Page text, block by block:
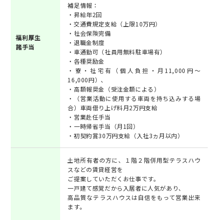
福利厚生
諸手当
補足情報：
・昇給年2回
・交通費規定支給（上限10万円）
・社会保険完備
・退職金制度
・車通勤可（社員用無料駐車場有）
・各種奨励金
・寮・社宅有（個人負担・月11,000円～
16,000円）、
・高額報奨金（受注金額による）
・（営業活動に使用する車両を持ち込みする場
合）車両借り上げ料月2万円支給
・営業赴任手当
・一時帰省手当（月1回）
・初契約賞30万円支給（入社3ヵ月以内）
土地所有者の方に、１階２階併用型テラスハウ
スなどの賃貸経営を
ご提案していただくお仕事です。
一戸建て感覚だから入居者に人気があり、
高品質なテラスハウスは自信をもって営業出来
ます。